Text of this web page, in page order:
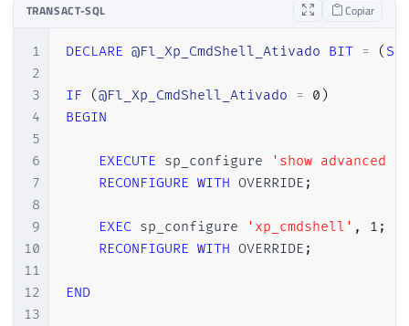
TRANSACT-SQL Copiar
1
2
3
4
5
6
7
8
9
10
11
12
13
DECLARE @Fl_Xp_CmdShell_Ativado BIT = (
IF (@Fl_Xp_CmdShell_Ativado = 0 )
BEGIN
EXECUTE sp_configure
'show advanced
RECONFIGURE WITH OVERRIDE ;
EXEC sp_configure 'xp_cmdshell' , 1 ;
RECONFIGURE WITH OVERRIDE ;
END